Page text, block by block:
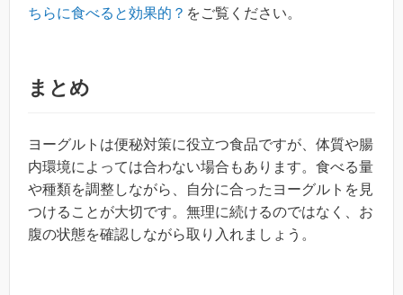
ちらに食べると効果的？ をご覧ください。
まとめ
ヨーグルトは便秘対策に役立つ食品ですが、体質や腸
内環境によっては合わない場合もあります。食べる量
や種類を調整しながら、自分に合ったヨーグルトを見
つけることが大切です。無理に続けるのではなく、お
腹の状態を確認しながら取り入れましょう。